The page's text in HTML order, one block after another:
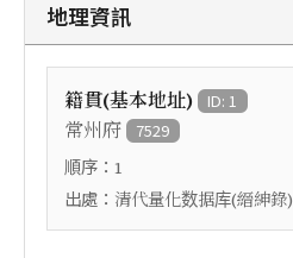
地理資訊
籍貫(基本地址) ID: 1
常州府 7529
順序： 1
出處： 清代量化数据库(縉紳錄)